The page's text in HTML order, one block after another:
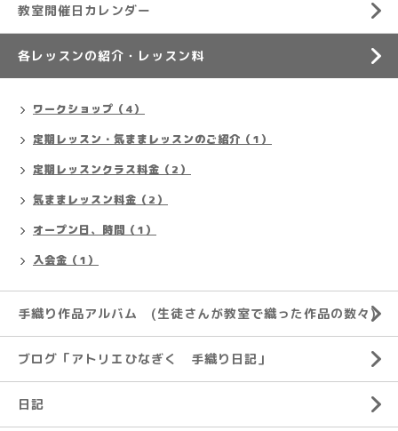
教室開催日カレンダー
各レッスンの紹介・レッスン料
ワークショップ（4）
定期レッスン・気ままレッスンのご紹介（1）
定期レッスンクラス料金（2）
気ままレッスン料金（2）
オープン日、時間（1）
入会金（1）
手織り作品アルバム (生徒さんが教室で織った作品の数々)
ブログ「アトリエひなぎく 手織り日記」
日記